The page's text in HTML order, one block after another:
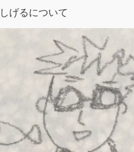
げるについて